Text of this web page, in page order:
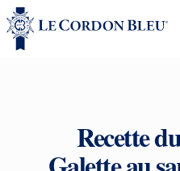
Recette